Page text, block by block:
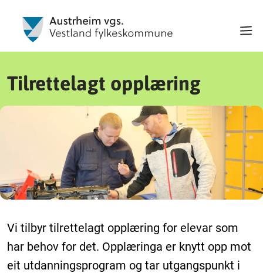
Tilrettelagt opplæring
Vi tilbyr tilrettelagt opplæring for elevar som
har behov for det. Opplæringa er knytt opp mot
eit utdanningsprogram og tar utgangspunkt i